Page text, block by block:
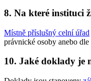
8. Na které instituci
Místně příslušný celní úřad
právnické osoby anebo
10. Jaké doklady je